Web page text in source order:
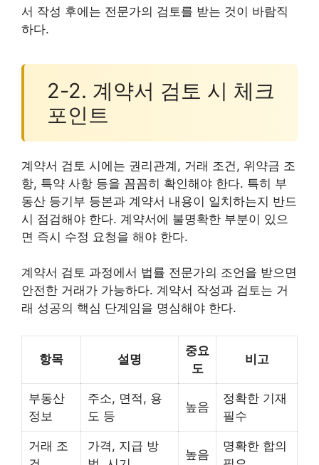
서 작성 후에는 전문가의 검토를 받는 것이 바람직
하다.
2-2. 계약서 검토 시 체크
포인트
계약서 검토 시에는 권리관계, 거래 조건, 위약금 조
항, 특약 사항 등을 꼼꼼히 확인해야 한다. 특히 부
동산 등기부 등본과 계약서 내용이 일치하는지 반드
시 점검해야 한다. 계약서에 불명확한 부분이 있으
면 즉시 수정 요청을 해야 한다.
계약서 검토 과정에서 법률 전문가의 조언을 받으면
안전한 거래가 가능하다. 계약서 작성과 검토는 거
래 성공의 핵심 단계임을 명심해야 한다.
항목 설명
중요
도
비고
부동산
정보
주소, 면적, 용
도 등
높음
정확한 기재
필수
거래 조
가격, 지급 방
높음
명확한 합의